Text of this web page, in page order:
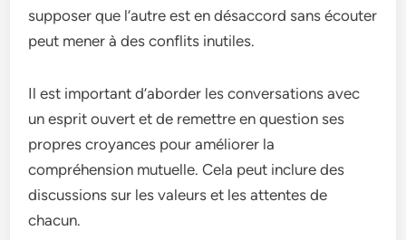
supposer que l’autre est en désaccord sans écouter
peut mener à des conflits inutiles.
Il est important d’aborder les conversations avec
un esprit ouvert et de remettre en question ses
propres croyances pour améliorer la
compréhension mutuelle. Cela peut inclure des
discussions sur les valeurs et les attentes de
chacun.